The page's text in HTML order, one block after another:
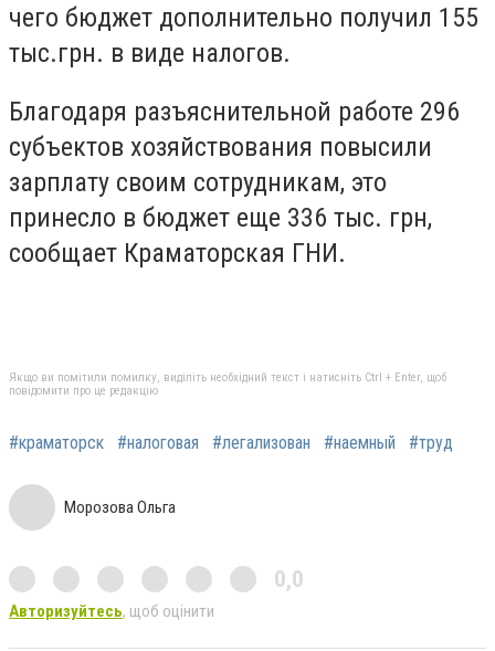
чего бюджет дополнительно получил 155
тыс.грн. в виде налогов.
Благодаря разъяснительной работе 296
субъектов хозяйствования повысили
зарплату своим сотрудникам, это
принесло в бюджет еще 336 тыс. грн,
сообщает Краматорская ГНИ.
Якщо ви помітили помилку, виділіть необхідний текст і натисніть Ctrl + Enter, щоб
повідомити про це редакцію
#краматорск #налоговая #легализован #наемный #труд
Морозова Ольга
0,0
Авторизуйтесь, щоб оцінити